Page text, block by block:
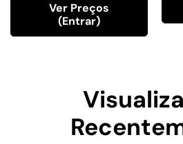
Ver Preços
(entrar)